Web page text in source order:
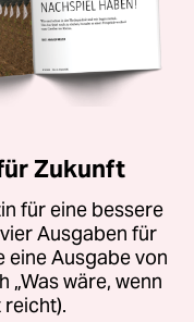
Zukunft
für eine bessere
Ausgaben für
eine Ausgabe von
„Was wäre, wenn
reicht).